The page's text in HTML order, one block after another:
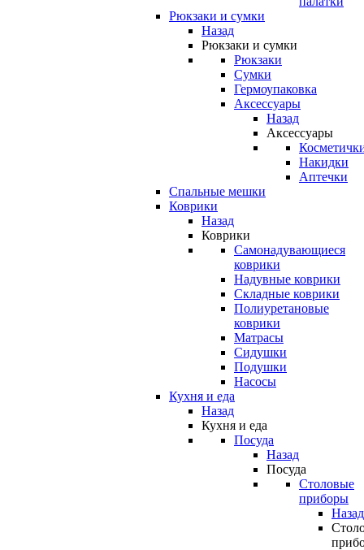
Рюкзаки и сумки
Назад
Рюкзаки и сумки
Рюкзаки
Сумки
Гермоупаковка
Аксессуары
Назад
Аксессуары
Накидки
Аптечки
Спальные мешки
Коврики
Назад
Коврики
Самонадувающиеся
коврики
Надувные коврики
Складные коврики
Полиуретановые
коврики
Матрасы
Сидушки
Подушки
Насосы
Кухня и еда
Назад
Кухня и еда
Посуда
Назад
Посуда
Столовые
приборы
Назад